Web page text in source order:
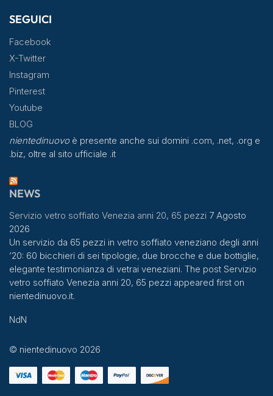
SEGUICI
Facebook
X-Twitter
Instagram
Pinterest
Youtube
BLOG
nientedinuovoè presente anche sui domini .com, .net, .org e
.biz, oltre al sito ufficiale .it
NEWS
Servizio vetro soffiato Venezia anni 20, 65 pezzi 7 Agosto
2026
Un servizio da 65 pezzi in vetro soffiato veneziano degli anni
’20: 60 bicchieri di sei tipologie, due brocche e due bottiglie,
elegante testimonianza di vetrai veneziani. The post Servizio
vetro soffiato Venezia anni 20, 65 pezzi appeared first on
nientedinuovo.it.
NdN
© nientedinuovo 2026